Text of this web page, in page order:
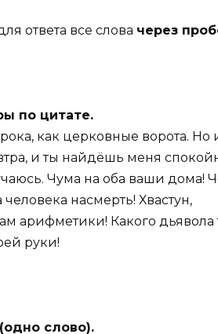
ответа все слова через
по цитате.
как церковные ворота. Но
и ты найдёшь меня
Чума на оба ваши дома!
насмерть! Хвастун,
арифметики! Какого дьявола
руки!
слово).